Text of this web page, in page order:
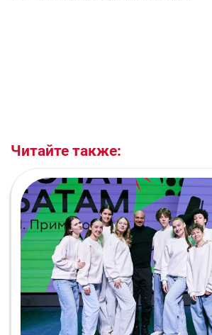
Читайте также: